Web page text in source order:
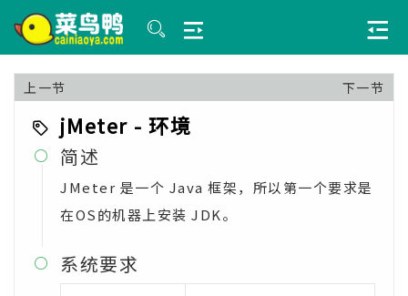
上一节 下一节
jMeter - 环境
 简述
JMeter 是一个 Java 框架，所以第一个要求是
在OS的机器上安装 JDK。
 系统要求